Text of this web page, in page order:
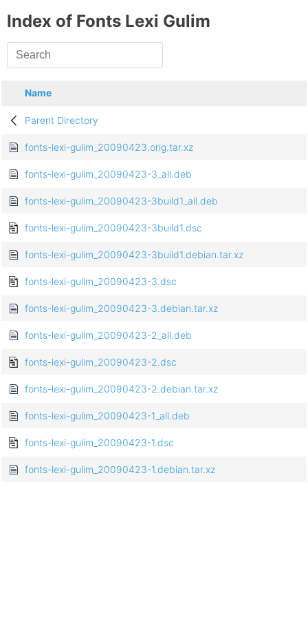
Index of Fonts Lexi Gulim
Name
Parent Directory
fonts-lexi-gulim_20090423.orig.tar.xz
fonts-lexi-gulim_20090423-3_all.deb
fonts-lexi-gulim_20090423-3build1_all.deb
fonts-lexi-gulim_20090423-3build1.dsc
fonts-lexi-gulim_20090423-3build1.debian.tar.xz
fonts-lexi-gulim_20090423-3.dsc
fonts-lexi-gulim_20090423-3.debian.tar.xz
fonts-lexi-gulim_20090423-2_all.deb
fonts-lexi-gulim_20090423-2.dsc
fonts-lexi-gulim_20090423-2.debian.tar.xz
fonts-lexi-gulim_20090423-1_all.deb
fonts-lexi-gulim_20090423-1.dsc
fonts-lexi-gulim_20090423-1.debian.tar.xz